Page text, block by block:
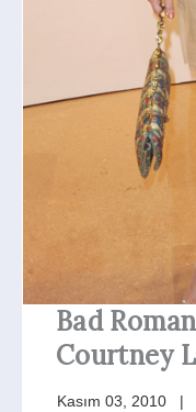
Bad
Courtney
Kasım 03, 2010